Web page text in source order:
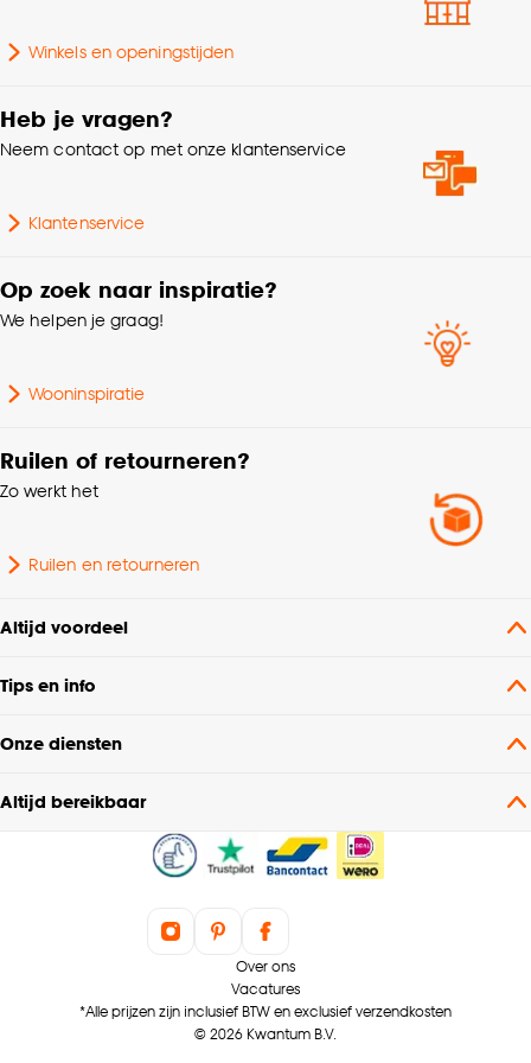
Goed om te weten is dat je deze keuze altijd nog
Winkels en openingstijden
Heb je vragen?
Neem contact op met onze klantenservice
Klantenservice
Op zoek naar inspiratie?
We helpen je graag!
Wooninspiratie
Ruilen of retourneren?
Zo werkt het
Ruilen en retourneren
Altijd voordeel
Tips en info
Onze diensten
Altijd bereikbaar
Over ons
Vacatures
*Alle prijzen zijn inclusief BTW en exclusief verzendkosten
© 2026 Kwantum B.V.